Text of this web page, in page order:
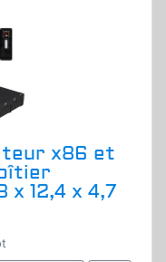
x86 et
12,4 x 4,7